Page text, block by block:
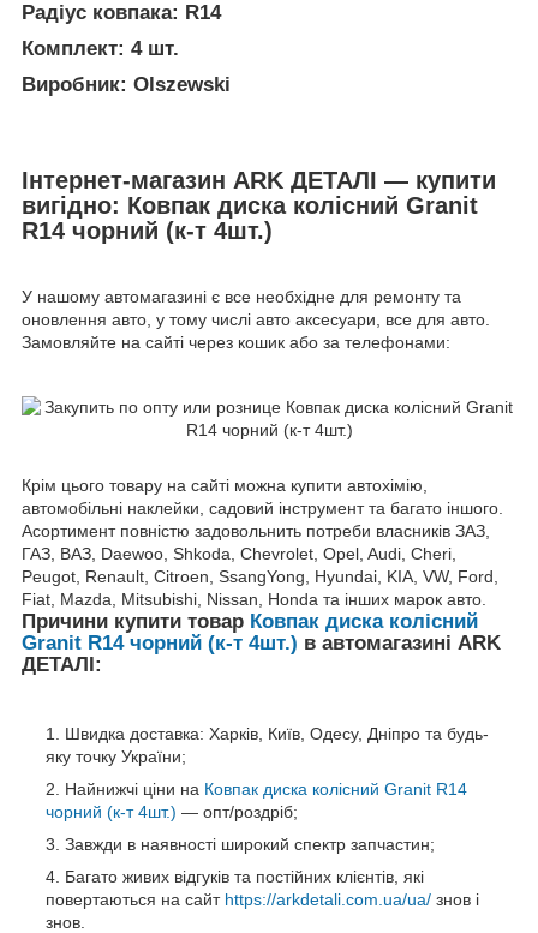
Радіус ковпака: R14
Комплект: 4 шт.
Виробник: Olszewski
Інтернет-магазин ARK ДЕТАЛІ — купити
вигідно: Ковпак диска колісний Granit
R14 чорний (к-т 4шт.)
У нашому автомагазині є все необхідне для ремонту та
оновлення авто, у тому числі авто аксесуари, все для авто.
Замовляйте на сайті через кошик або за телефонами:
Крім цього товару на сайті можна купити автохімію,
автомобільні наклейки, садовий інструмент та багато іншого.
Асортимент повністю задовольнить потреби власників ЗАЗ,
ГАЗ, ВАЗ, Daewoo, Shkoda, Chevrolet, Opel, Audi, Cheri,
Peugot, Renault, Citroen, SsangYong, Hyundai, KIA, VW, Ford,
Fiat, Mazda, Mitsubishi, Nissan, Honda та інших марок авто.
Причини купити товар Ковпак диска колісний
Granit R14 чорний (к-т 4шт.) в автомагазині ARK
ДЕТАЛІ:
Швидка доставка: Харків, Київ, Одесу, Дніпро та будь-
яку точку України;
Найнижчі ціни на Ковпак диска колісний Granit R14
чорний (к-т 4шт.) — опт/роздріб;
Завжди в наявності широкий спектр запчастин;
Багато живих відгуків та постійних клієнтів, які
повертаються на сайт https://arkdetali.com.ua/ua/ знов і
знов.